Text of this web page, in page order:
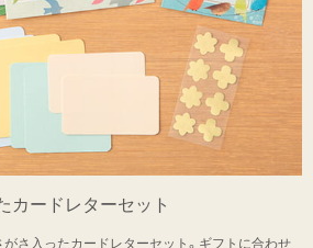
カードレターセット
がさ入ったカードレターセット。ギフトに合わせ